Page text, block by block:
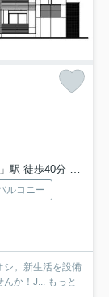
駅 徒歩40分 山陽
ルコニー
シ。新生活を設備
んか！J... もっと